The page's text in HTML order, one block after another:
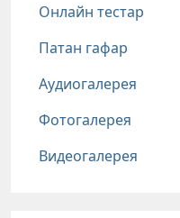
Онлайн тестар
Патан гафар
Аудиогалерея
Фотогалерея
Видеогалерея